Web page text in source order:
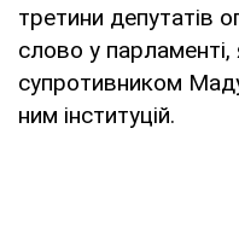
третини депутатів
слово у
супротивником
ним інституцій.